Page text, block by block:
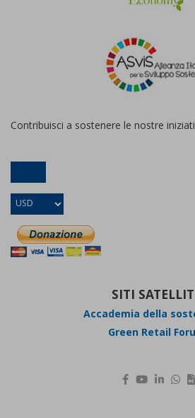
Contribuisci a sostenere le nostre
SITI
Accademia della
Green Retail